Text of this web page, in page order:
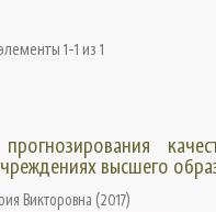
1-1 из 1
высшего
Викторовна (2017)